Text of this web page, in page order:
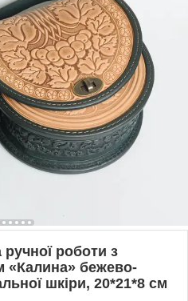
роботи з
«Калина» бежево-
шкіри, 20*21*8 см